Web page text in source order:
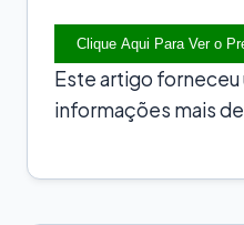
Clique Aqui Para Ver o
Este artigo forneceu
informações mais